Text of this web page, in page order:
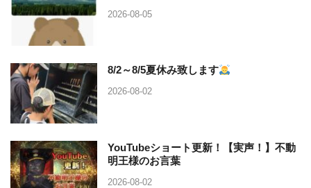
2026-08-05
8/2～8/5夏休み致します
2026-08-02
YouTubeショート更新！【実声！】不動
明王様のお言葉
2026-08-02